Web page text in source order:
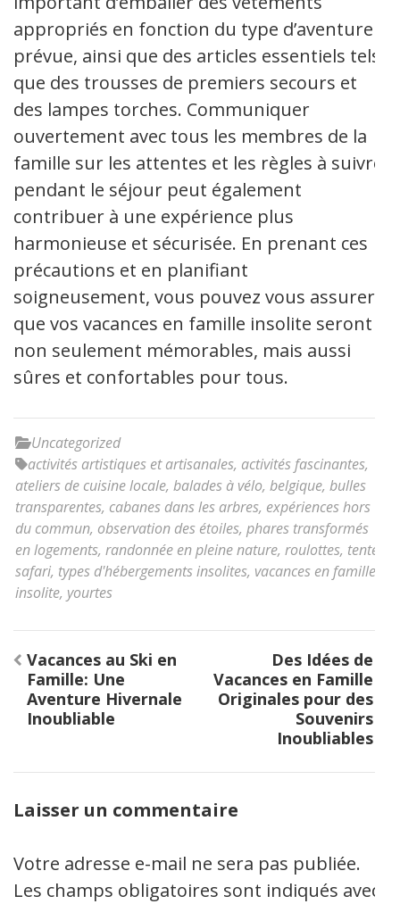
appropriés en fonction du type d’aventure
prévue, ainsi que des articles essentiels tels
que des trousses de premiers secours et
des lampes torches. Communiquer
ouvertement avec tous les membres de la
famille sur les attentes et les règles à suivre
pendant le séjour peut également
contribuer à une expérience plus
harmonieuse et sécurisée. En prenant ces
précautions et en planifiant
soigneusement, vous pouvez vous assurer
que vos vacances en famille insolite seront
non seulement mémorables, mais aussi
sûres et confortables pour tous.
Uncategorized
activités artistiques et artisanales, activités fascinantes,
ateliers de cuisine locale, balades à vélo, belgique, bulles
transparentes, cabanes dans les arbres, expériences hors
du commun, observation des étoiles, phares transformés
en logements, randonnée en pleine nature, roulottes, tentes
safari, types d'hébergements insolites, vacances en famille
insolite, yourtes
Navigation
de
l’article
Vacances au Ski en
Famille: Une
Aventure Hivernale
Inoubliable
Des Idées de
Vacances en Famille
Originales pour des
Souvenirs
Inoubliables
Laisser un commentaire
Votre adresse e-mail ne sera pas publiée.
Les champs obligatoires sont indiqués avec